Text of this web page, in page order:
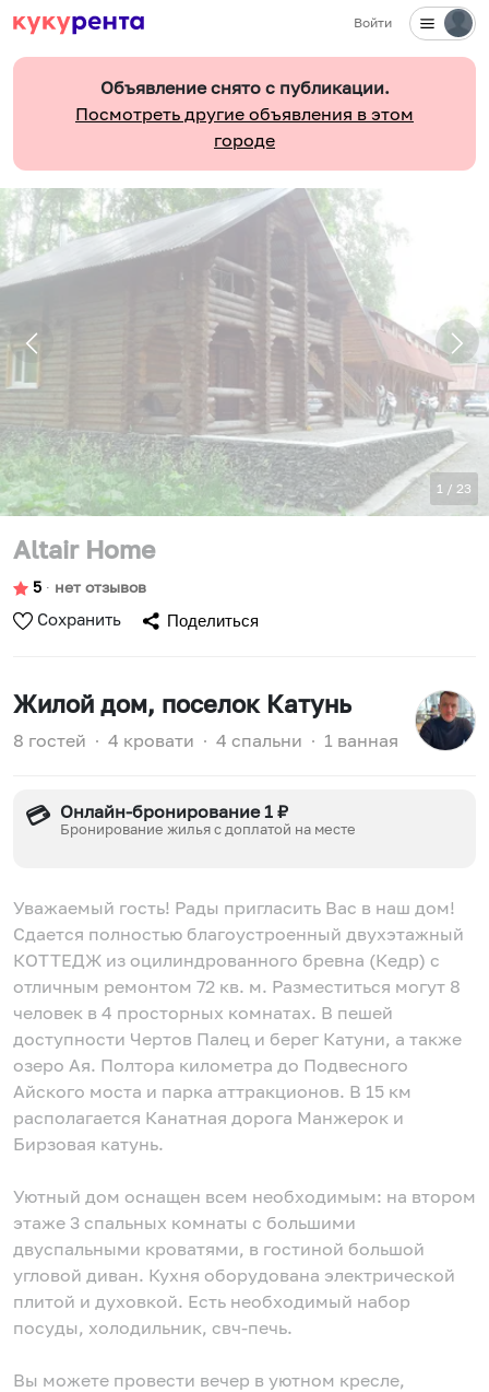
Войти
Объявление снято с публикации.
Посмотреть другие объявления в этом
городе
1 / 23
Altair Home
5 ∙ нет отзывов
Сохранить Поделиться
Жилой дом, поселок Катунь
8 гостей ∙ 4 кровати ∙ 4 спальни ∙ 1 ванная
💳 Онлайн-бронирование 1 ₽
Бронирование жилья с доплатой на месте
Уважаемый гость! Рады пригласить Вас в наш дом!
Сдается полностью благоустроенный двухэтажный
КОТТЕДЖ из оцилиндрованного бревна (Кедр) с
отличным ремонтом 72 кв. м. Разместиться могут 8
человек в 4 просторных комнатах. В пешей
доступности Чертов Палец и берег Катуни, а также
озеро Ая. Полтора километра до Подвесного
Айского моста и парка аттракционов. В 15 км
располагается Канатная дорога Манжерок и
Бирзовая катунь.
Уютный дом оснащен всем необходимым: на втором
этаже 3 спальных комнаты с большими
двуспальными кроватями, в гостиной большой
угловой диван. Кухня оборудована электрической
плитой и духовкой. Есть необходимый набор
посуды, холодильник, свч-печь.
Вы можете провести вечер в уютном кресле,